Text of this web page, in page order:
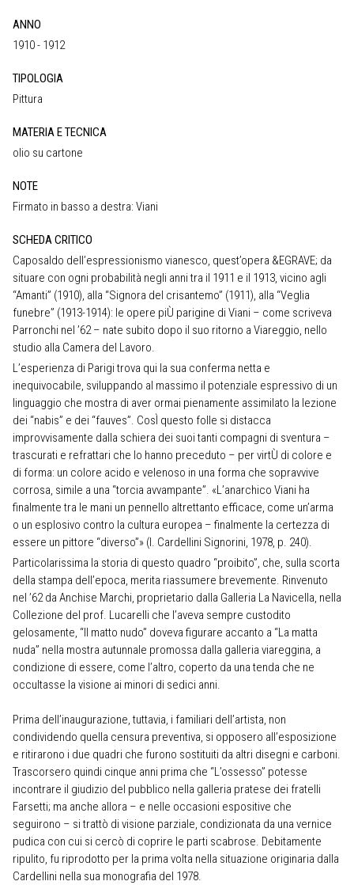
ANNO
1910 - 1912
TIPOLOGIA
Pittura
MATERIA E TECNICA
olio su cartone
NOTE
Firmato in basso a destra: Viani
SCHEDA CRITICO
Caposaldo dell’espressionismo vianesco, quest’opera &EGRAVE; da
situare con ogni probabilità negli anni tra il 1911 e il 1913, vicino agli
“Amanti” (1910), alla “Signora del crisantemo” (1911), alla “Veglia
funebre” (1913-1914): le opere piÙ parigine di Viani – come scriveva
Parronchi nel ’62 – nate subito dopo il suo ritorno a Viareggio, nello
studio alla Camera del Lavoro.
L’esperienza di Parigi trova qui la sua conferma netta e
inequivocabile, sviluppando al massimo il potenziale espressivo di un
linguaggio che mostra di aver ormai pienamente assimilato la lezione
dei “nabis” e dei “fauves”. CosÌ questo folle si distacca
improvvisamente dalla schiera dei suoi tanti compagni di sventura –
trascurati e refrattari che lo hanno preceduto – per virtÙ di colore e
di forma: un colore acido e velenoso in una forma che sopravvive
corrosa, simile a una “torcia avvampante”. «L’anarchico Viani ha
finalmente tra le mani un pennello altrettanto efficace, come un’arma
o un esplosivo contro la cultura europea – finalmente la certezza di
essere un pittore “diverso”» (I. Cardellini Signorini, 1978, p. 240).
Particolarissima la storia di questo quadro “proibito”, che, sulla scorta
della stampa dell’epoca, merita riassumere brevemente. Rinvenuto
nel ’62 da Anchise Marchi, proprietario dalla Galleria La Navicella, nella
Collezione del prof. Lucarelli che l’aveva sempre custodito
gelosamente, “Il matto nudo” doveva figurare accanto a “La matta
nuda” nella mostra autunnale promossa dalla galleria viareggina, a
condizione di essere, come l’altro, coperto da una tenda che ne
occultasse la visione ai minori di sedici anni.
Prima dell’inaugurazione, tuttavia, i familiari dell’artista, non
condividendo quella censura preventiva, si opposero all’esposizione
e ritirarono i due quadri che furono sostituiti da altri disegni e carboni.
Trascorsero quindi cinque anni prima che “L’ossesso” potesse
incontrare il giudizio del pubblico nella galleria pratese dei fratelli
Farsetti; ma anche allora – e nelle occasioni espositive che
seguirono – si trattò di visione parziale, condizionata da una vernice
pudica con cui si cercò di coprire le parti scabrose. Debitamente
ripulito, fu riprodotto per la prima volta nella situazione originaria dalla
Cardellini nella sua monografia del 1978.